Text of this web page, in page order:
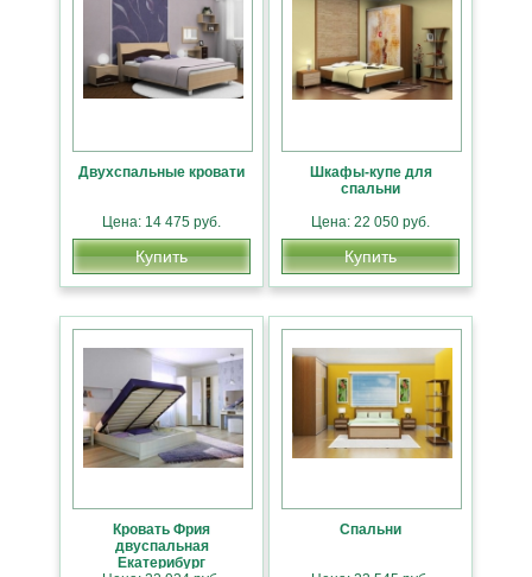
Двухспальные кровати
Цена: 14 475 руб.
Купить
Шкафы-купе для
спальни
Цена: 22 050 руб.
Купить
Кровать Фрия
двуспальная
Екатерибург
Спальни